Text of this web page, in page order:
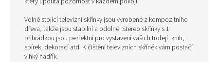
Volně stojící televizní skřínky jsou vyrobené z kompozitního
dřeva, takže jsou stabilní a odolné. Stereo skříňky s 1
přihrádkou jsou perfektní pro vystavení vašich trofejí, knih,
sbírek, dekorací atd. K čištění televizních skříněk vám postačí
vlhký hadřík.